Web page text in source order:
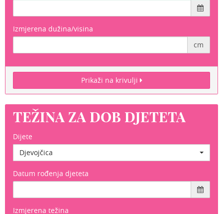
Izmjerena dužina/visina
cm
Prikaži na krivulji
TEŽINA ZA DOB DJETETA
Dijete
Djevojčica
Datum rođenja djeteta
Izmjerena težina